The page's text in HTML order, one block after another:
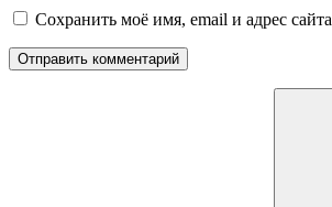
Сохранить моё имя, email и адрес